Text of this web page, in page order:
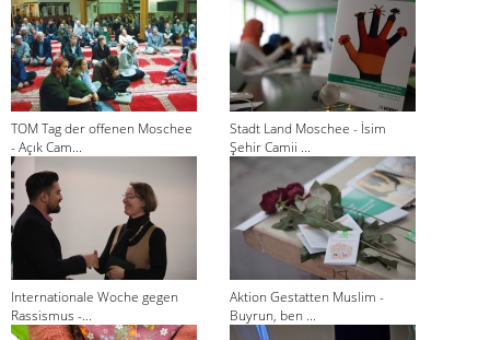
TOM Tag der offenen Moschee
- Açık Cam...
Stadt Land Moschee - İsim
Şehir Camii ...
Internationale Woche gegen
Rassismus -...
Aktion Gestatten Muslim -
Buyrun, ben ...